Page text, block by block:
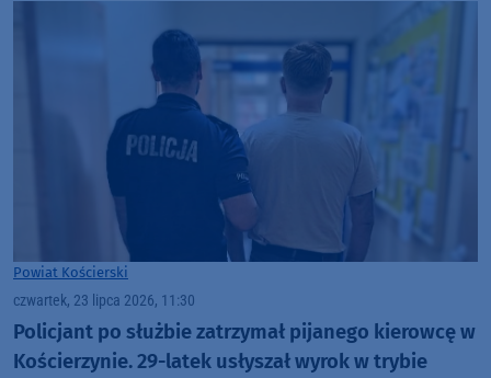
Powiat Kościerski
czwartek, 23 lipca 2026, 11:30
Policjant po służbie zatrzymał pijanego kierowcę w
Kościerzynie. 29-latek usłyszał wyrok w trybie